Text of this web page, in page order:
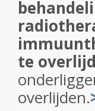
te
overlijden.